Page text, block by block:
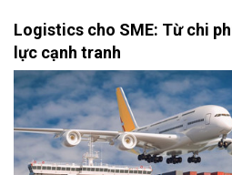
Logistics cho SME: Từ chi
lực cạnh tranh